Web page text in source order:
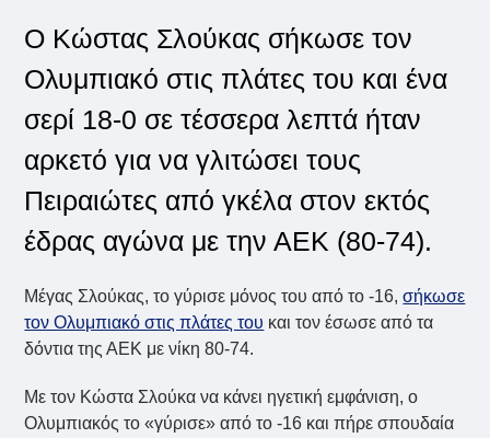
Ο Κώστας Σλούκας σήκωσε τον
Ολυμπιακό στις πλάτες του και ένα
σερί 18-0 σε τέσσερα λεπτά ήταν
αρκετό για να γλιτώσει τους
Πειραιώτες από γκέλα στον εκτός
έδρας αγώνα με την ΑΕΚ (80-74).
Μέγας Σλούκας, το γύρισε μόνος του από το -16,σήκωσε
τον Ολυμπιακό στις πλάτες του και τον έσωσε από τα
δόντια της ΑΕΚ με νίκη 80-74.
Με τον Κώστα Σλούκα να κάνει ηγετική εμφάνιση, ο
Ολυμπιακός το «γύρισε» από το -16 και πήρε σπουδαία